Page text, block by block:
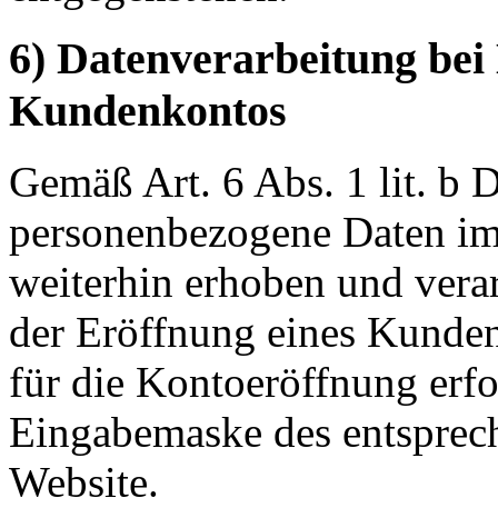
6) Datenverarbeitung
Kundenkontos
Gemäß Art. 6 Abs. 1 lit. b
personenbezogene Daten
weiterhin erhoben und
der Eröffnung eines
für die Kontoeröffnung
Eingabemaske des
Website.